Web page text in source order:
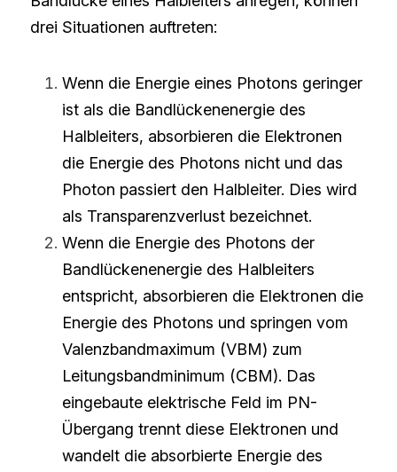
drei Situationen auftreten:
Wenn die Energie eines Photons geringer
ist als die Bandlückenenergie des
Halbleiters, absorbieren die Elektronen
die Energie des Photons nicht und das
Photon passiert den Halbleiter. Dies wird
als Transparenzverlust bezeichnet.
Wenn die Energie des Photons der
Bandlückenenergie des Halbleiters
entspricht, absorbieren die Elektronen die
Energie des Photons und springen vom
Valenzbandmaximum (VBM) zum
Leitungsbandminimum (CBM). Das
eingebaute elektrische Feld im PN-
Übergang trennt diese Elektronen und
wandelt die absorbierte Energie des